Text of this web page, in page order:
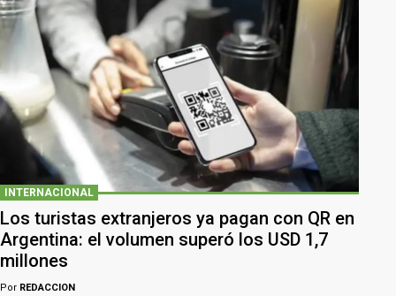
INTERNACIONAL
Los turistas extranjeros ya pagan con QR en
Argentina: el volumen superó los USD 1,7
millones
Por REDACCION